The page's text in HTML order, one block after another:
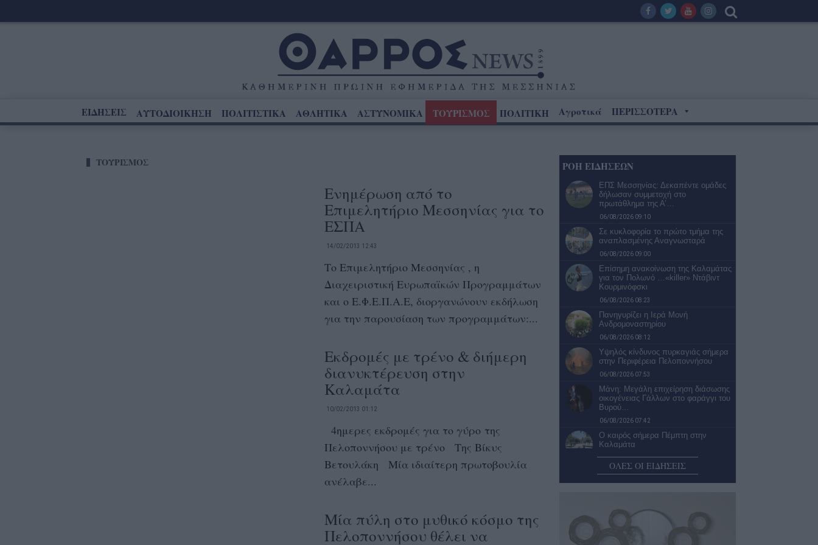
ΕΙΔΗΣΕΙΣ ΑΥΤΟΔΙΟΙΚΗΣΗ ΠΟΛΙΤΙΣΤΙΚΑ ΑΘΛΗΤΙΚΑ ΑΣΤΥΝΟΜΙΚΑ ΤΟΥΡΙΣΜΟΣ ΠΟΛΙΤΙΚΗ Αγροτικά ΠΕΡΙΣΣΟΤΕΡΑ
ΤΟΥΡΙΣΜΟΣ
Ενημέρωση από το
Επιμελητήριο Μεσσηνίας για το
ΕΣΠΑ
14/02/2013 12:43
Το Επιμελητήριο Μεσσηνίας , η
Διαχειριστική Ευρωπαϊκών Προγραμμάτων
και ο Ε.Φ.Ε.Π.Α.Ε, διοργανώνουν εκδήλωση
για την παρουσίαση των προγραμμάτων:...
Εκδρομές με τρένο & διήμερη
διανυκτέρευση στην
Καλαμάτα
10/02/2013 01:12
4ημερες εκδρομές για το γύρο της
Πελοποννήσου με τρένο Της Βίκυς
Βετουλάκη Μία ιδιαίτερη πρωτοβουλία
ανέλαβε...
Μία πύλη στο μυθικό κόσμο της
Πελοποννήσου θέλει να
ΡΟΗ ΕΙΔΗΣΕΩΝ
ΕΠΣ Μεσσηνίας: Δεκαπέντε ομάδες
δήλωσαν συμμετοχή στο
πρωτάθλημα της Α’…
06/08/2026 09:10
Σε κυκλοφορία το πρώτο τμήμα της
αναπλασμένης Αναγνωσταρά
06/08/2026 09:00
Επίσημη ανακοίνωση της Καλαμάτας
για τον Πολωνό …«killer» Ντάβιντ
Κουρμινόφσκι
06/08/2026 08:23
Πανηγυρίζει η Ιερά Μονή
Ανδρομοναστηρίου
06/08/2026 08:12
Υψηλός κίνδυνος πυρκαγιάς σήμερα
στην Περιφέρεια Πελοποννήσου
06/08/2026 07:53
Μάνη: Μεγάλη επιχείρηση διάσωσης
οικογένειας Γάλλων στο φαράγγι του
Βυρού…
06/08/2026 07:42
Ο καιρός σήμερα Πέμπτη στην
Καλαμάτα
06/08/2026 07:19
Επερώτηση της Λαϊκής Συσπείρωσης
για την κατάσταση στο Πολυλίμνιο
Νέα φοιτητική εστία… Μια λύση που
θα άφηνε «ήσυχους» τους…
ΟΛΕΣ ΟΙ ΕΙΔΗΣΕΙΣ